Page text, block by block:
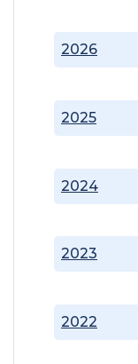
2022
2023
2024
2025
2026